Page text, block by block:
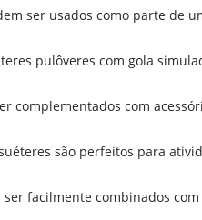
ser usados ​​como parte de
pulôveres com gola
complementados com
são perfeitos para
ser facilmente combinados